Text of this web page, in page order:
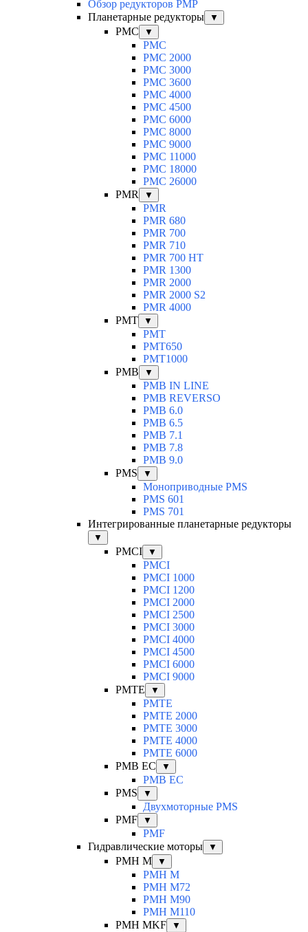
Обзор редукторов PMP
Планетарные редукторы
▼
PMC ▼
PMC
PMC 2000
PMC 3000
PMC 3600
PMC 4000
PMC 4500
PMC 6000
PMC 8000
PMC 9000
PMC 11000
PMC 18000
PMC 26000
PMR
▼
PMR
PMR 680
PMR 700
PMR 710
PMR 700 HT
PMR 1300
PMR 2000
PMR 2000 S2
PMR 4000
PMT
▼
PMT
PMT650
PMT1000
PMB
▼
PMB IN LINE
PMB REVERSO
PMB 6.0
PMB 6.5
PMB 7.1
PMB 7.8
PMB 9.0
PMS
▼
Моноприводные PMS
PMS 601
PMS 701
Интегрированные планетарные редукторы
▼
PMCI ▼
PMCI
PMCI 1000
PMCI 1200
PMCI 2000
PMCI 2500
PMCI 3000
PMCI 4000
PMCI 4500
PMCI 6000
PMCI 9000
PMTE
▼
PMTE
PMTE 2000
PMTE 3000
PMTE 4000
PMTE 6000
PMB EC
▼
PMB EC
PMS
▼
Двухмоторные PMS
PMF
▼
PMF
Гидравлические моторы
▼
PMH M ▼
PMH M
PMH M72
PMH M90
PMH M110
PMH MKF
▼